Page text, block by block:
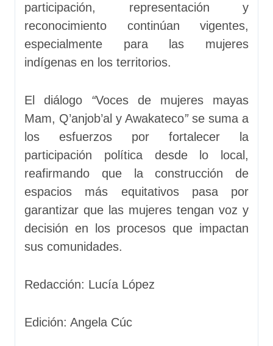
participación, representación y
reconocimiento continúan vigentes,
especialmente para las mujeres
indígenas en los territorios.
El diálogo “Voces de mujeres mayas
Mam, Q’anjob’al y Awakateco”se suma a
los esfuerzos por fortalecer la
participación política desde lo local,
reafirmando que la construcción de
espacios más equitativos pasa por
garantizar que las mujeres tengan voz y
decisión en los procesos que impactan
sus comunidades.
Redacción: Lucía López
Edición: Angela Cúc